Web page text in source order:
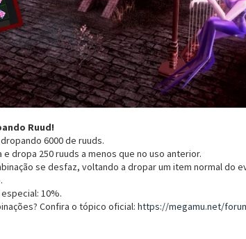
Ruud!
6000 de ruuds.
dropa 250 ruuds a menos que no uso anterior.
se desfaz, voltando a dropar um item normal do
10%.
Confira o tópico oficial: https://megamu.net/